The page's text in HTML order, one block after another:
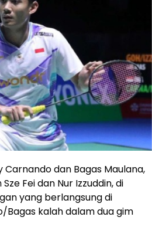
Carnando dan Bagas Maulana,
Fei dan Nur Izzuddin, di
yang berlangsung di
Bagas kalah dalam dua gim